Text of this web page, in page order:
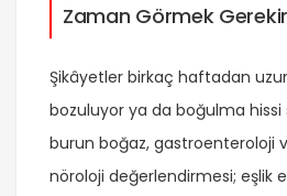
Zaman Görmek
Şikâyetler birkaç haftadan
bozuluyor ya da boğulma hissi
burun boğaz, gastroenteroloji
nöroloji değerlendirmesi; eşlik